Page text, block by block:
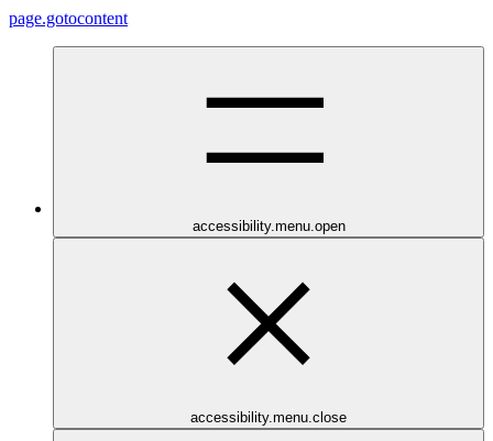
page.gotocontent
accessibility.menu.open
accessibility.menu.close